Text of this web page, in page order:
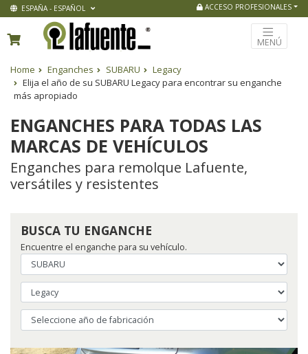
ESPAÑA - ESPAÑOL ACCESO PROFESIONALES
MENÚ
Home Enganches SUBARU
Legacy
Elija el año de su SUBARU Legacy para encontrar su enganche
más apropiado
ENGANCHES PARA TODAS LAS
MARCAS DE VEHÍCULOS
Enganches para remolque Lafuente,
versátiles y resistentes
BUSCA TU ENGANCHE
Encuentre el enganche para su vehículo.